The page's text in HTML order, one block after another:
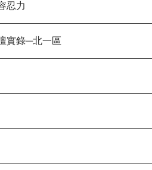
忍力
實錄─北一區